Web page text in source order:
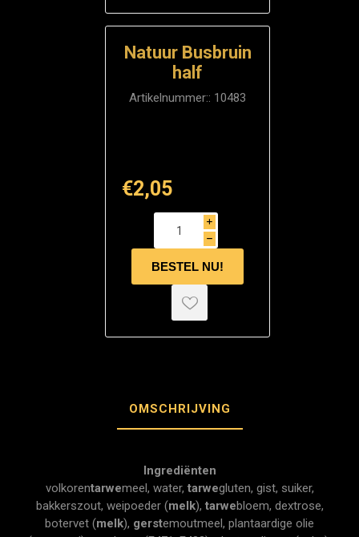
Natuur Busbruin
half
Artikelnummer:: 10483
€2,05
i
h
OMSCHRIJVING
Ingrediënten
volkorentarwemeel, water, tarwegluten, gist, suiker,
bakkerszout, weipoeder (melk), tarwebloem, dextrose,
botervet (melk), gerstemoutmeel, plantaardige olie